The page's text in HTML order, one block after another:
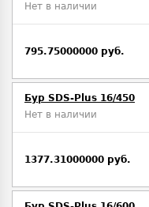
Нет в наличии
795.75000000 руб.
Бур SDS-Plus 16/450
Нет в наличии
1377.31000000 руб.